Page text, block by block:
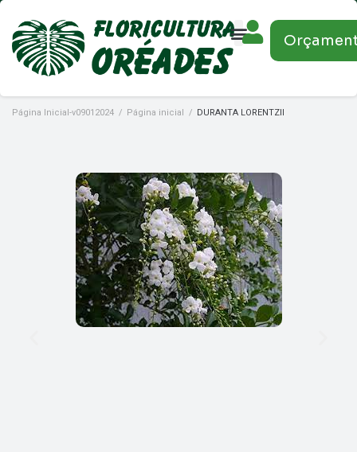
Página Inicial-v09012024 / Página inicial / DURANTA LORENTZII